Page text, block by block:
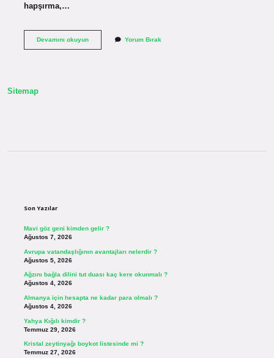
hapşırma,…
Devamını okuyunBulaşıcı
Yorum Bırak
Sitemap
Son Yazılar
Mavi göz geni kimden gelir ?
Ağustos 7, 2026
Avrupa vatandaşlığının avantajları nelerdir ?
Ağustos 5, 2026
Ağzını bağla dilini tut duası kaç kere okunmalı ?
Ağustos 4, 2026
Almanya için hesapta ne kadar para olmalı ?
Ağustos 4, 2026
Yahya Kığılı kimdir ?
Temmuz 29, 2026
Kristal zeytinyağı boykot listesinde mi ?
Temmuz 27, 2026